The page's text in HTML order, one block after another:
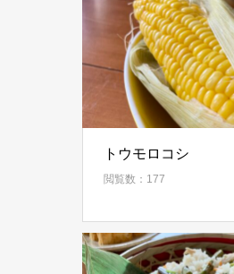
トウモロコシ
閲覧数：177